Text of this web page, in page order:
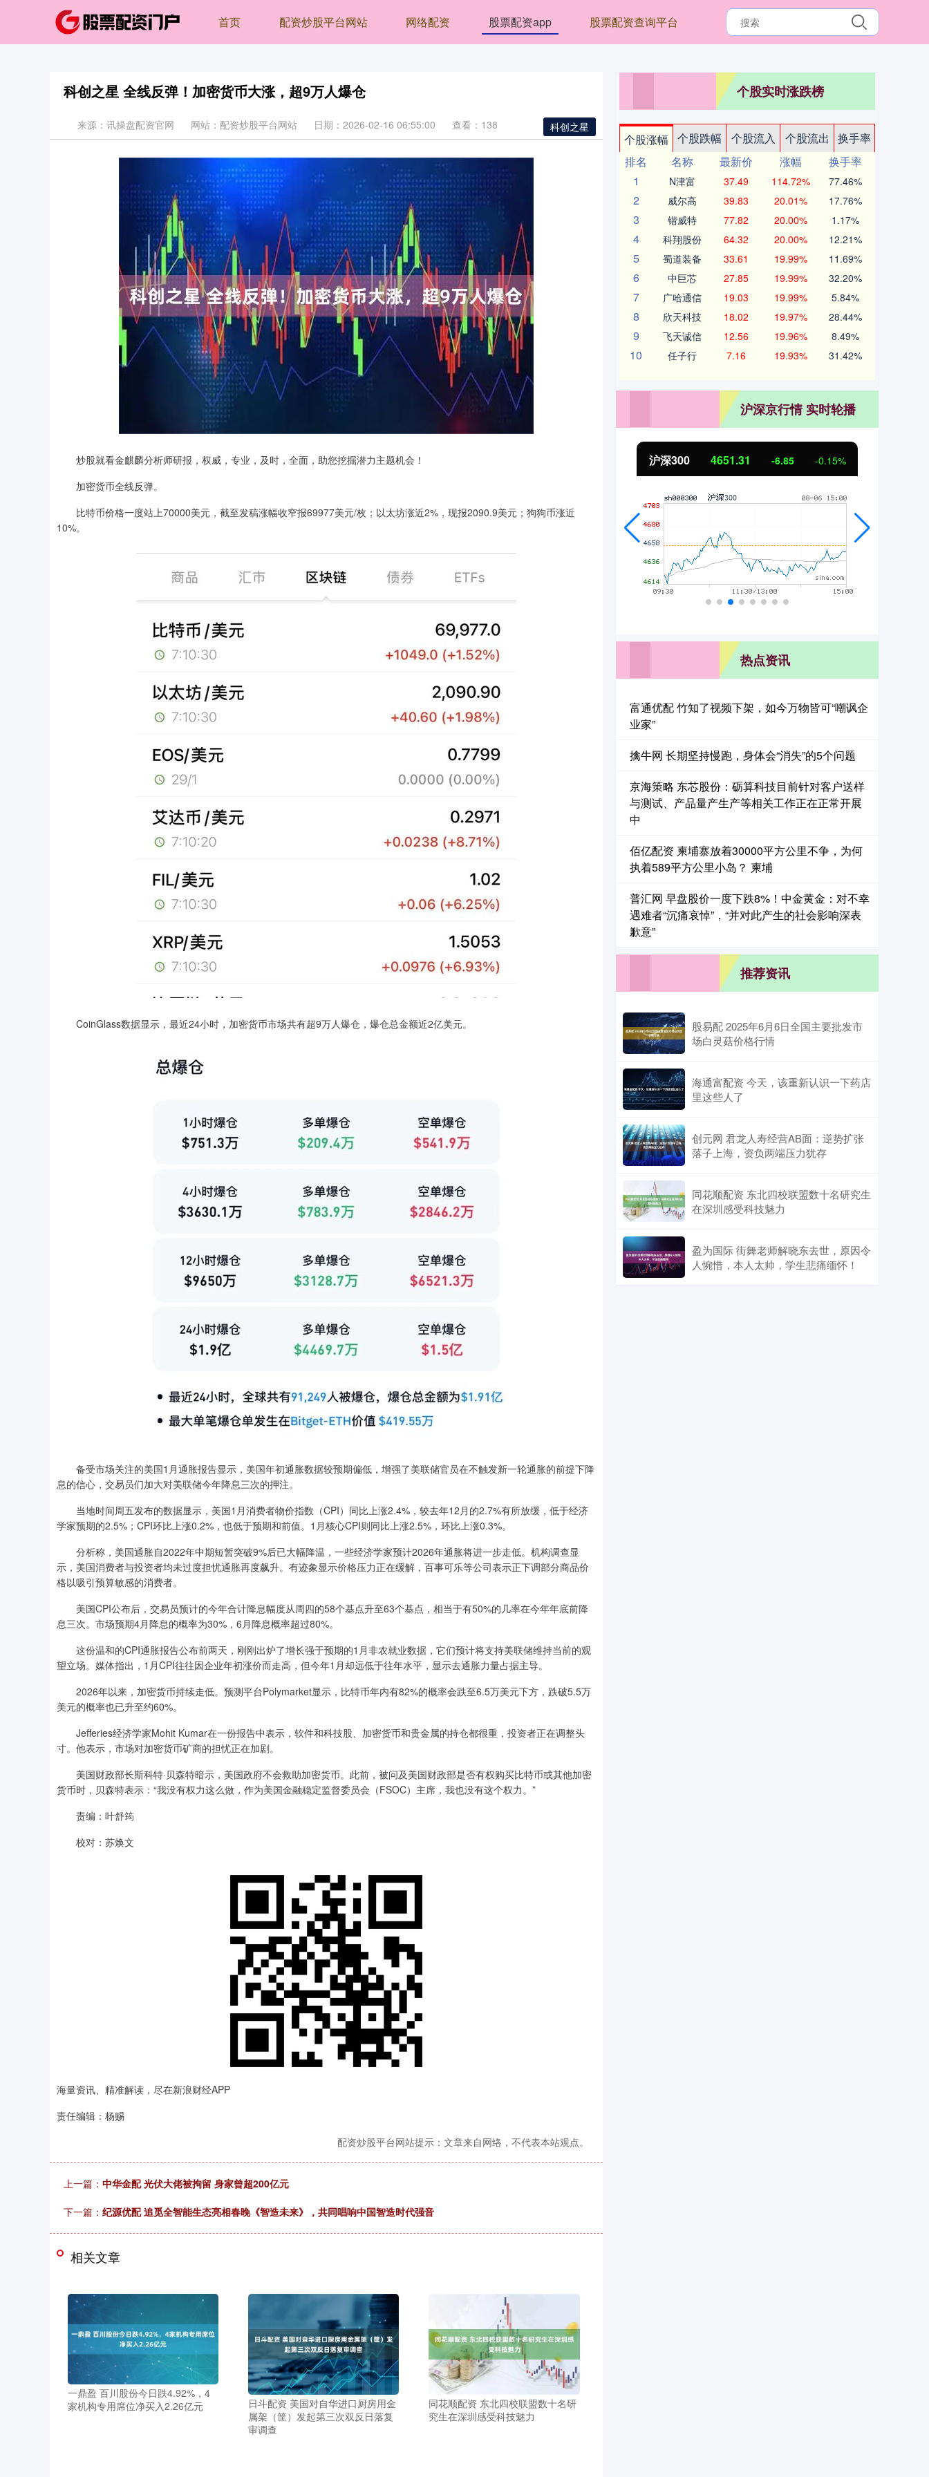
首页 配资炒股平台网站 网络配资 股票配资app 股票配资查询平台
科创之星 全线反弹！加密货币大涨，超9万人爆仓
科创之星
来源：讯操盘配资官网 网站：配资炒股平台网站 日期：2026-02-16 06:55:00 查看：138
炒股就看金麒麟分析师研报，权威，专业，及时，全面，助您挖掘潜力主题机会！
加密货币全线反弹。
比特币价格一度站上70000美元，截至发稿涨幅收窄报69977美元/枚；以太坊涨近2%，现报2090.9美元；狗狗币涨近
10%。
CoinGlass数据显示，最近24小时，加密货币市场共有超9万人爆仓，爆仓总金额近2亿美元。
备受市场关注的美国1月通胀报告显示，美国年初通胀数据较预期偏低，增强了美联储官员在不触发新一轮通胀的前提下降
息的信心，交易员们加大对美联储今年降息三次的押注。
当地时间周五发布的数据显示，美国1月消费者物价指数（CPI）同比上涨2.4%，较去年12月的2.7%有所放缓，低于经济
学家预期的2.5%；CPI环比上涨0.2%，也低于预期和前值。1月核心CPI则同比上涨2.5%，环比上涨0.3%。
分析称，美国通胀自2022年中期短暂突破9%后已大幅降温，一些经济学家预计2026年通胀将进一步走低。机构调查显
示，美国消费者与投资者均未过度担忧通胀再度飙升。有迹象显示价格压力正在缓解，百事可乐等公司表示正下调部分商品价
格以吸引预算敏感的消费者。
美国CPI公布后，交易员预计的今年合计降息幅度从周四的58个基点升至63个基点，相当于有50%的几率在今年年底前降
息三次。市场预期4月降息的概率为30%，6月降息概率超过80%。
这份温和的CPI通胀报告公布前两天，刚刚出炉了增长强于预期的1月非农就业数据，它们预计将支持美联储维持当前的观
望立场。媒体指出，1月CPI往往因企业年初涨价而走高，但今年1月却远低于往年水平，显示去通胀力量占据主导。
2026年以来，加密货币持续走低。预测平台Polymarket显示，比特币年内有82%的概率会跌至6.5万美元下方，跌破5.5万
美元的概率也已升至约60%。
Jefferies经济学家Mohit Kumar在一份报告中表示，软件和科技股、加密货币和贵金属的持仓都很重，投资者正在调整头
寸。他表示，市场对加密货币矿商的担忧正在加剧。
美国财政部长斯科特·贝森特暗示，美国政府不会救助加密货币。此前，被问及美国财政部是否有权购买比特币或其他加密
货币时，贝森特表示：“我没有权力这么做，作为美国金融稳定监督委员会（FSOC）主席，我也没有这个权力。”
责编：叶舒筠
校对：苏焕文
海量资讯、精准解读，尽在新浪财经APP
责任编辑：杨赐
配资炒股平台网站提示：文章来自网络，不代表本站观点。
上一篇： 中华金配 光伏大佬被拘留 身家曾超200亿元
下一篇： 纪源优配 追觅全智能生态亮相春晚《智造未来》，共同唱响中国智造时代强音
相关文章
一鼎盈 百川股份今日跌4.92%，4
家机构专用席位净买入2.26亿元
日斗配资 美国对自华进口厨房用金
属架（筐）发起第三次双反日落复
审调查
同花顺配资 东北四校联盟数十名研
究生在深圳感受科技魅力
个股实时涨跌榜
个股涨幅 个股跌幅 个股流入 个股流出
换手率
排名
名称 最新价 涨幅
换手率
1
N津富 37.49 114.72% 77.46%
2 威尔高 39.83 20.01% 17.76%
3 锴威特 77.82 20.00% 1.17%
4 科翔股份 64.32 20.00% 12.21%
5 蜀道装备 33.61 19.99% 11.69%
6 中巨芯 27.85 19.99% 32.20%
7 广哈通信 19.03 19.99% 5.84%
8 欣天科技 18.02 19.97% 28.44%
9 飞天诚信 12.56 19.96% 8.49%
10 任子行 7.16 19.93% 31.42%
沪深京行情 实时轮播
上证指数 3900.35 21.92 0.57% 深证成指 沪深300 4651.31 -6.85 -0.15%
热点资讯
富通优配 竹知了视频下架，如今万物皆可“嘲讽企
业家”
擒牛网 长期坚持慢跑，身体会“消失”的5个问题
京海策略 东芯股份：砺算科技目前针对客户送样
与测试、产品量产生产等相关工作正在正常开展
中
佰亿配资 柬埔寨放着30000平方公里不争，为何
执着589平方公里小岛？ 柬埔
普汇网 早盘股价一度下跌8%！中金黄金：对不幸
遇难者“沉痛哀悼”，“并对此产生的社会影响深表
歉意”
推荐资讯
股易配 2025年6月6日全国主要批发市
场白灵菇价格行情
海通富配资 今天，该重新认识一下药店
里这些人了
创元网 君龙人寿经营AB面：逆势扩张
落子上海，资负两端压力犹存
同花顺配资 东北四校联盟数十名研究生
在深圳感受科技魅力
盈为国际 街舞老师解晓东去世，原因令
人惋惜，本人太帅，学生悲痛缅怀！